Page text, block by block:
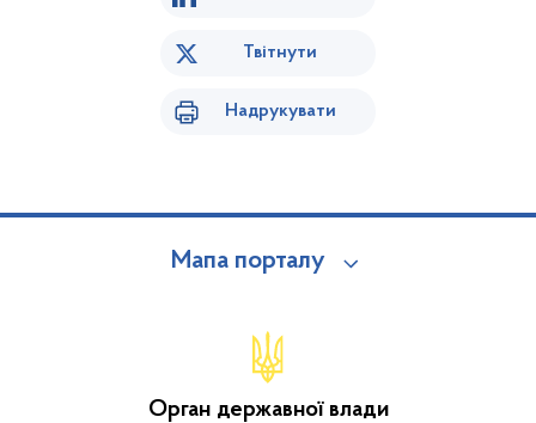
Твітнути
Надрукувати
Мапа порталу
Орган державної влади